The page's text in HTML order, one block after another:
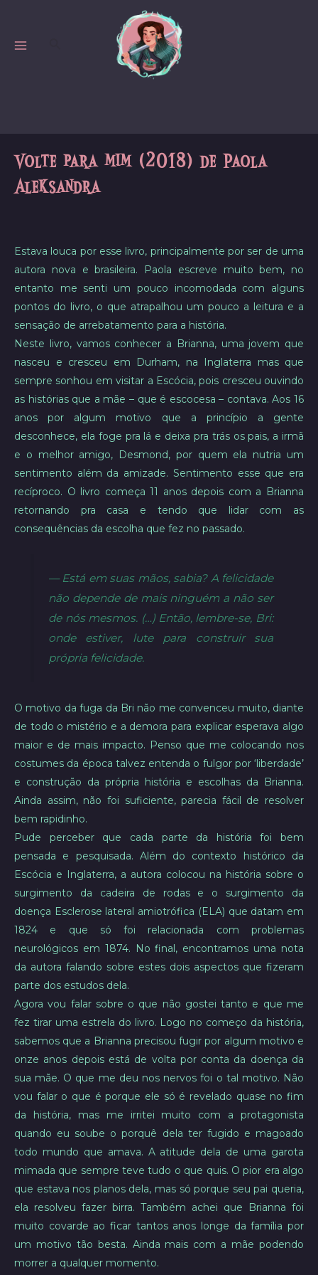
content
Volte para mim (2018) de Paola
Aleksandra
Estava louca por esse livro, principalmente por ser de uma
autora nova e brasileira. Paola escreve muito bem, no
entanto me senti um pouco incomodada com alguns
pontos do livro, o que atrapalhou um pouco a leitura e a
sensação de arrebatamento para a história.
Neste livro, vamos conhecer a Brianna, uma jovem que
nasceu e cresceu em Durham, na Inglaterra mas que
sempre sonhou em visitar a Escócia, pois cresceu ouvindo
as histórias que a mãe – que é escocesa – contava. Aos 16
anos por algum motivo que a princípio a gente
desconhece, ela foge pra lá e deixa pra trás os pais, a irmã
e o melhor amigo, Desmond, por quem ela nutria um
sentimento além da amizade. Sentimento esse que era
recíproco. O livro começa 11 anos depois com a Brianna
retornando pra casa e tendo que lidar com as
consequências da escolha que fez no passado.
— Está em suas mãos, sabia? A felicidade
não depende de mais ninguém a não ser
de nós mesmos. (…) Então, lembre-se, Bri:
onde estiver, lute para construir sua
própria felicidade.
O motivo da fuga da Bri não me convenceu muito, diante
de todo o mistério e a demora para explicar esperava algo
maior e de mais impacto. Penso que me colocando nos
costumes da época talvez entenda o fulgor por ‘liberdade’
e construção da própria história e escolhas da Brianna.
Ainda assim, não foi suficiente, parecia fácil de resolver
bem rapidinho.
Pude perceber que cada parte da história foi bem
pensada e pesquisada. Além do contexto histórico da
Escócia e Inglaterra, a autora colocou na história sobre o
surgimento da cadeira de rodas e o surgimento da
doença Esclerose lateral amiotrófica (ELA) que datam em
1824 e que só foi relacionada com problemas
neurológicos em 1874. No final, encontramos uma nota
da autora falando sobre estes dois aspectos que fizeram
parte dos estudos dela.
Agora vou falar sobre o que não gostei tanto e que me
fez tirar uma estrela do livro. Logo no começo da história,
sabemos que a Brianna precisou fugir por algum motivo e
onze anos depois está de volta por conta da doença da
sua mãe. O que me deu nos nervos foi o tal motivo. Não
vou falar o que é porque ele só é revelado quase no fim
da história, mas me irritei muito com a protagonista
quando eu soube o porquê dela ter fugido e magoado
todo mundo que amava. A atitude dela de uma garota
mimada que sempre teve tudo o que quis. O pior era algo
que estava nos planos dela, mas só porque seu pai queria,
ela resolveu fazer birra. Também achei que Brianna foi
muito covarde ao ficar tantos anos longe da família por
um motivo tão besta. Ainda mais com a mãe podendo
morrer a qualquer momento.